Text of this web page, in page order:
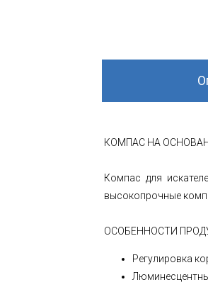
КОМПАС НА
Компас для
высокопрочные
ОСОБЕННОСТИ
Регулировка